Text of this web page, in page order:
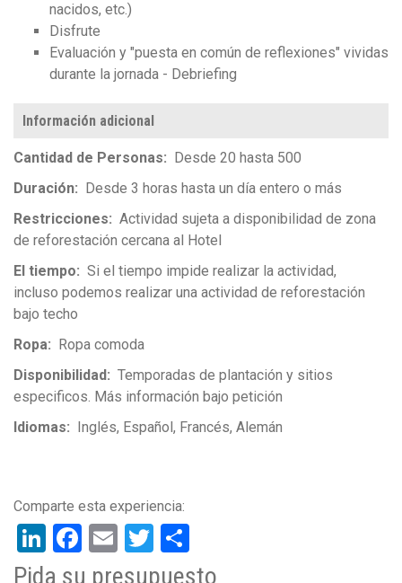
nacidos, etc.)
Disfrute
Evaluación y "puesta en común de reflexiones" vividas
durante la jornada - Debriefing
Información adicional
Cantidad de Personas
Desde 20 hasta 500
Duración
Desde 3 horas hasta un día entero o más
Restricciones
Actividad sujeta a disponibilidad de zona
de reforestación cercana al Hotel
El tiempo
Si el tiempo impide realizar la actividad,
incluso podemos realizar una actividad de reforestación
bajo techo
Ropa
Ropa comoda
Disponibilidad
Temporadas de plantación y sitios
especificos. Más información bajo petición
Idiomas
Inglés Español Francés Alemán
LinkedIn
Facebook
EmailTwitter
Pida su presupuesto